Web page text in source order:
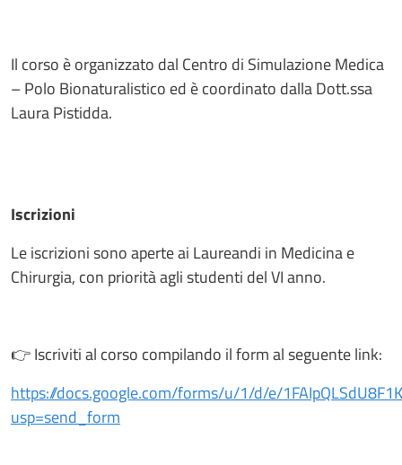
Il corso è organizzato dal Centro di Simulazione Medica
– Polo Bionaturalistico ed è coordinato dalla Dott.ssa
Laura Pistidda.
Iscrizioni
Le iscrizioni sono aperte ai Laureandi in Medicina e
Chirurgia, con priorità agli studenti del VI anno.
👉 Iscriviti al corso compilando il form al seguente link:
https://docs.google.com/forms/u/1/d/e/
usp=send_form